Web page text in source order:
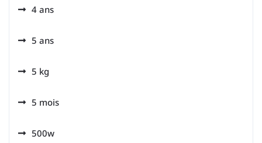
4 ans
5 ans
5 kg
5 mois
500w